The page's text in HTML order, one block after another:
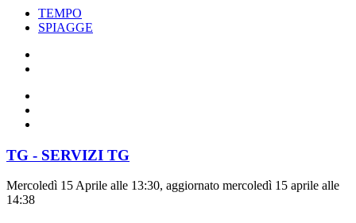
TEMPO
SPIAGGE
TG - SERVIZI TG
Mercoledì 15 Aprile alle 13:30, aggiornato mercoledì 15 aprile alle
14:38